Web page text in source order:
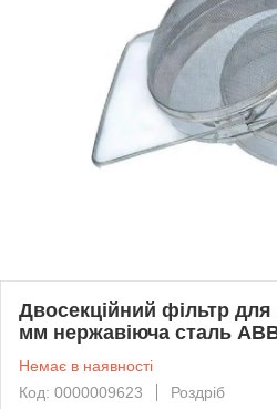
Двосекційний фільтр
мм нержавіюча сталь
Немає в наявності
Код: 0000009623
Роздріб